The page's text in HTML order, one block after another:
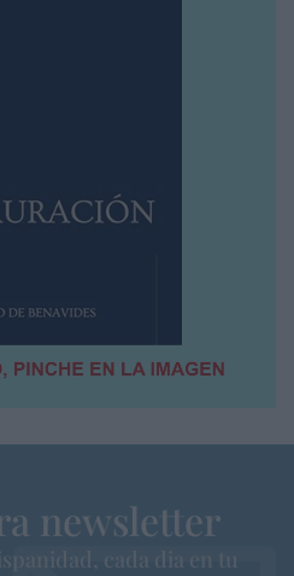
newsletter
cada dia en tu